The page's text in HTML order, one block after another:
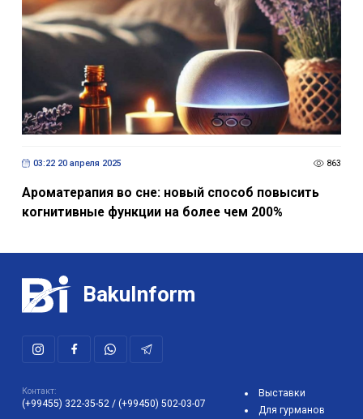
03:22 20 апреля 2025 863
Ароматерапия во сне: новый способ повысить
когнитивные функции на более чем 200%
BakuInform
Контакт:
(+99455) 322-35-52/ (+99450) 502-03-07
Выставки
Для гурманов